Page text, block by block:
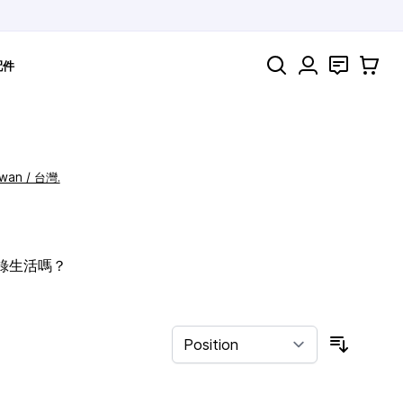
件 Search 聯絡 購物車
/ 台灣.
生活嗎？